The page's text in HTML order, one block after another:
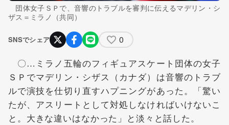
団体女子ＳＰで、音響のトラブルを審判に伝えるマデリン・シ
ザス＝ミラノ（共同）
SNSでシェア 0
〇…ミラノ五輪のフィギュアスケート団体の女子
ＳＰでマデリン・シザス（カナダ）は音響のトラブ
ルで演技を仕切り直すハプニングがあった。「驚い
たが、アスリートとして対処しなければいけないこ
と。大きな違いはなかった」と淡々と話した。